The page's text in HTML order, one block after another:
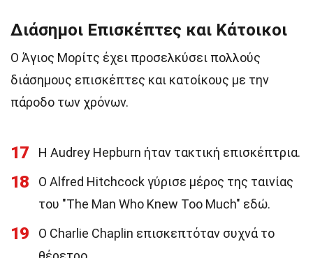
Διάσημοι Επισκέπτες και Κάτοικοι
Ο Άγιος Μορίτς έχει προσελκύσει πολλούς
διάσημους επισκέπτες και κατοίκους με την
πάροδο των χρόνων.
17 Η Audrey Hepburn ήταν τακτική επισκέπτρια.
18
Ο Alfred Hitchcock γύρισε μέρος της ταινίας
του "The Man Who Knew Too Much" εδώ.
19
Ο Charlie Chaplin επισκεπτόταν συχνά το